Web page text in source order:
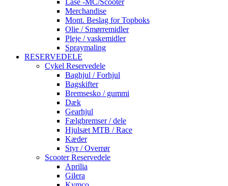
Låse -MC/Scooter
Merchandise
Mont. Beslag for Topboks
Olie / Smørremidler
Pleje / vaskemidler
Spraymaling
RESERVEDELE
Cykel Reservedele
Baghjul / Forhjul
Bagskifter
Bremsesko / gummi
Dæk
Gearhjul
Fælgbremser / dele
Hjulsæt MTB / Race
Kæder
Styr / Overrør
Scooter Reservedele
Aprilia
Gilera